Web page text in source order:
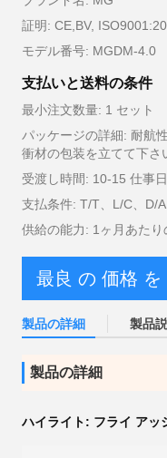
証明: CE,BV,
モデル番号: MGDM-4.0
支払いと送料の条件
最小注文数量: 1 セット
パッケージの詳細: 耐航
衝材の包装を立てて下さ
受渡し時間: 10-15 仕事日
支払条件: T/T、L/C、D/
供給の能力: 1ヶ月あたり
最良 の 価格 を
製品の詳細 製品
製品の詳細
ハイライト: フライ アッ